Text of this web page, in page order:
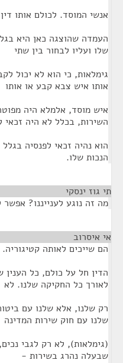
אנשי המוסד. לכולם אותו
העמדה שהוצגה כאן היא
שלו ועליו לבחור בין שתי
גימלאות, כי הוא לא יכול
אותו איש צבא קבע או אותו
איש מוסד, אלמלא היה
השירות, בכלל לא היה זכאי
הוא נהיה זכאי לפנסיה
הנכות שלו.
תי גוז ינסקי
מה זה נוגע לענייננו?
אי איסרוב
הם שייכים לאותה קטיגוריה.
הדין חל על כולם, כל
לאורך כל החקיקה שלנו. לא
רק שלנו, אלא שלנו עם
שלנו עם חוק שירות המדינה
(גימלאות), לא רק לגבי
שבעלה נהרג בשירות -